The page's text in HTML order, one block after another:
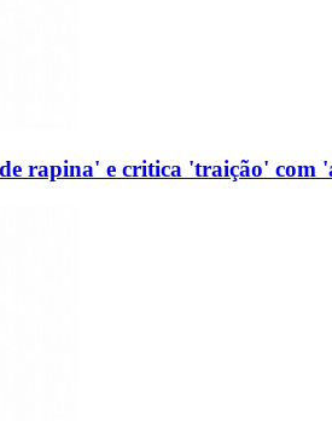
rapina' e critica 'traição' com